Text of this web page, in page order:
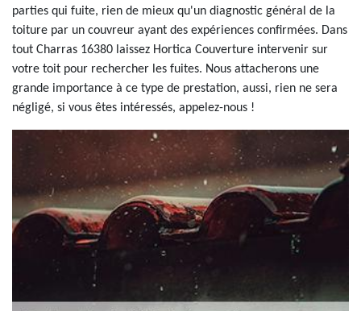
parties qui fuite, rien de mieux qu'un diagnostic général de la
toiture par un couvreur ayant des expériences confirmées. Dans
tout Charras 16380 laissez Hortica Couverture intervenir sur
votre toit pour rechercher les fuites. Nous attacherons une
grande importance à ce type de prestation, aussi, rien ne sera
négligé, si vous êtes intéressés, appelez-nous !